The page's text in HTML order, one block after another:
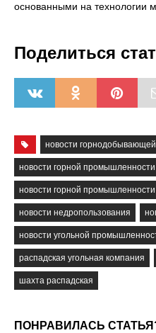
основанными на технологии
Поделиться
новости
новости горной промышленности
новости горной промышленности
новости недропользования
новости угольной
распадская угольная компания
шахта распадская
ПОНРАВИЛАСЬ